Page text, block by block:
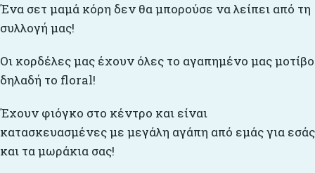
Ένα σετ μαμά κόρη δεν θα μπορούσε να λείπει από τη
συλλογή μας!
Οι κορδέλες μας έχουν όλες το αγαπημένο μας μοτίβο
δηλαδή το floral!
Έχουν φιόγκο στο κέντρο και είναι
κατασκευασμένες με μεγάλη αγάπη από εμάς για εσάς
και τα μωράκια σας!